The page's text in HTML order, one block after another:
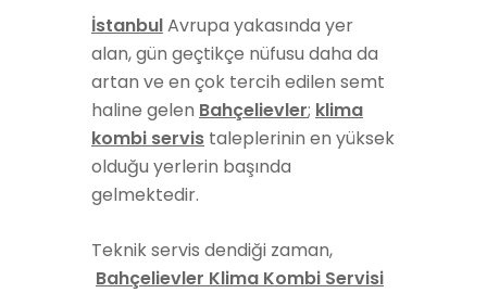
İstanbulAvrupa yakasında yer
alan, gün geçtikçe nüfusu daha da
artan ve en çok tercih edilen semt
haline gelen Bahçelievler; klima
kombi servis taleplerinin en yüksek
olduğu yerlerin başında
gelmektedir.
Teknik servis dendiği zaman,
Bahçelievler Klima Kombi Servisi